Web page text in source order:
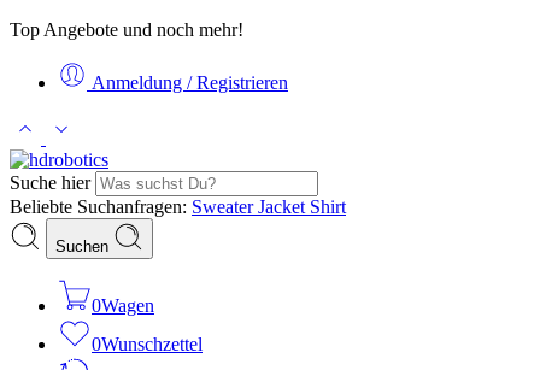
Top Angebote und noch mehr!
Anmeldung / Registrieren
Suche hier
Beliebte Suchanfragen: SweaterJacket Shirt
Suchen
0Wagen
0Wunschzettel